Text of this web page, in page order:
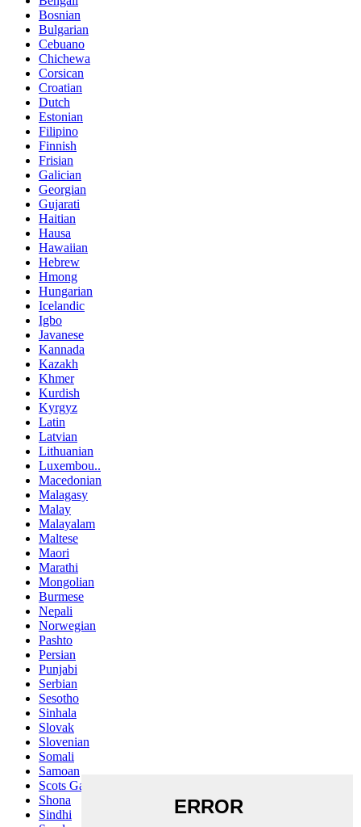
Bosnian
Bulgarian
Cebuano
Chichewa
Corsican
Croatian
Dutch
Estonian
Filipino
Finnish
Frisian
Galician
Georgian
Gujarati
Haitian
Hausa
Hawaiian
Hebrew
Hmong
Hungarian
Icelandic
Igbo
Javanese
Kannada
Kazakh
Khmer
Kurdish
Kyrgyz
Latin
Latvian
Lithuanian
Luxembou..
Macedonian
Malagasy
Malay
Malayalam
Maltese
Maori
Marathi
Mongolian
Burmese
Nepali
Norwegian
Pashto
Persian
Punjabi
Serbian
Sesotho
Sinhala
Slovak
Slovenian
Somali
Samoan
Scots Gaelic
Shona
Sindhi